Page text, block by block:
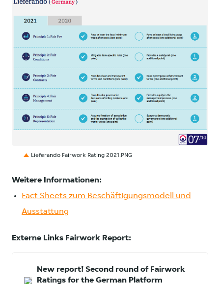
Lieferando Fairwork Rating 2021.PNG
Weitere Informationen:
Fact Sheets zum Beschäftigungsmodell und
Ausstattung
Externe Links Fairwork Report:
New report! Second round of Fairwork
Ratings for the German Platform